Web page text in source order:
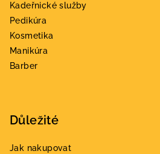
Kadeřnické služby
Pedikúra
Kosmetika
Manikúra
Barber
Důležité
Jak nakupovat